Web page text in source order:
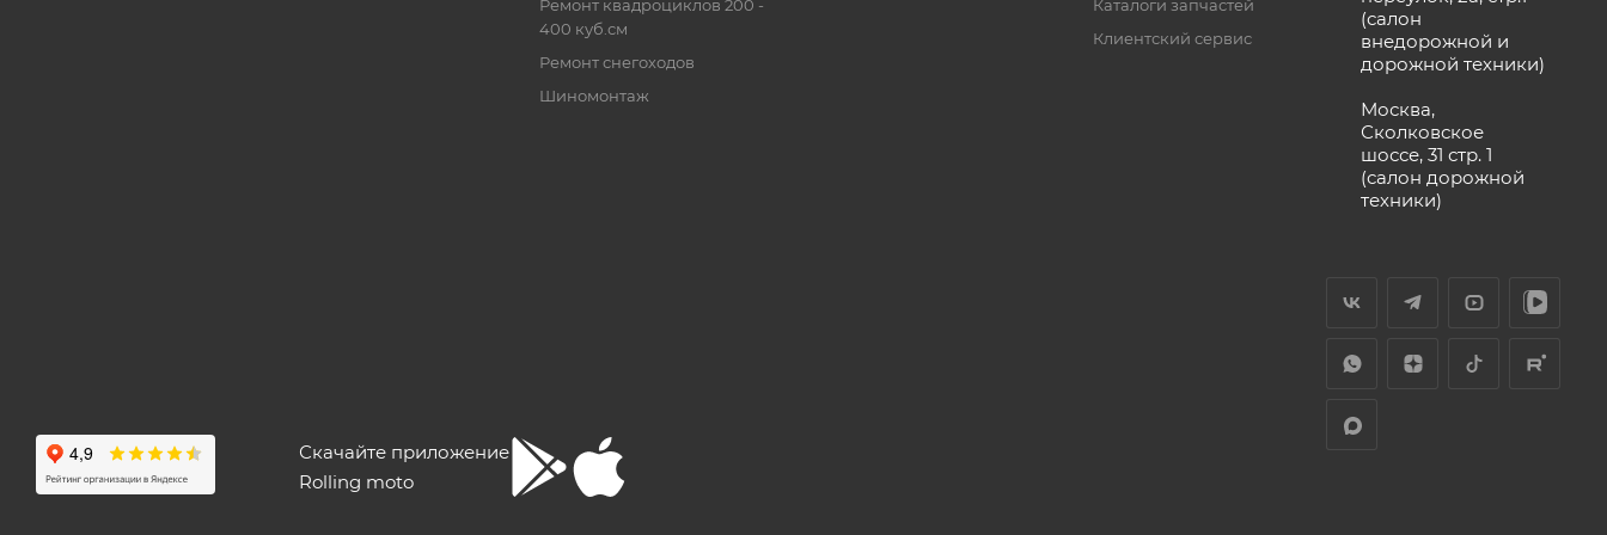
Ремонт квадроциклов 200 -
400 куб.см
Ремонт снегоходов
Шиномонтаж
Каталоги запчастей
Клиентский сервис
(салон
внедорожной и
дорожной техники)
Москва,
Сколковское
шоссе, 31 стр. 1
(салон дорожной
техники)
Скачайте приложение
Rolling moto